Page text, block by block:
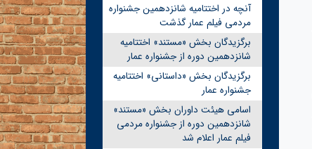
آنچه در اختتامیه شانزدهمین جشنواره
مردمی فیلم عمار گذشت
برگزیدگان بخش «مستند» اختتامیه
شانزدهمین دوره از جشنواره عمار
برگزیدگان بخش «داستانی» اختتامیه
جشنواره عمار
اسامی هیئت داوران بخش «مستند»
شانزدهمین دوره از جشنواره مردمی
فیلم عمار اعلام شد